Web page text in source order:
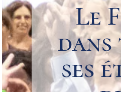
Le
ses